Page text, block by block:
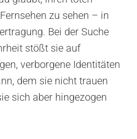
zu sehen – in
Bei der Suche
stößt sie auf
verborgene Identitäten
dem sie nicht trauen
sich aber hingezogen